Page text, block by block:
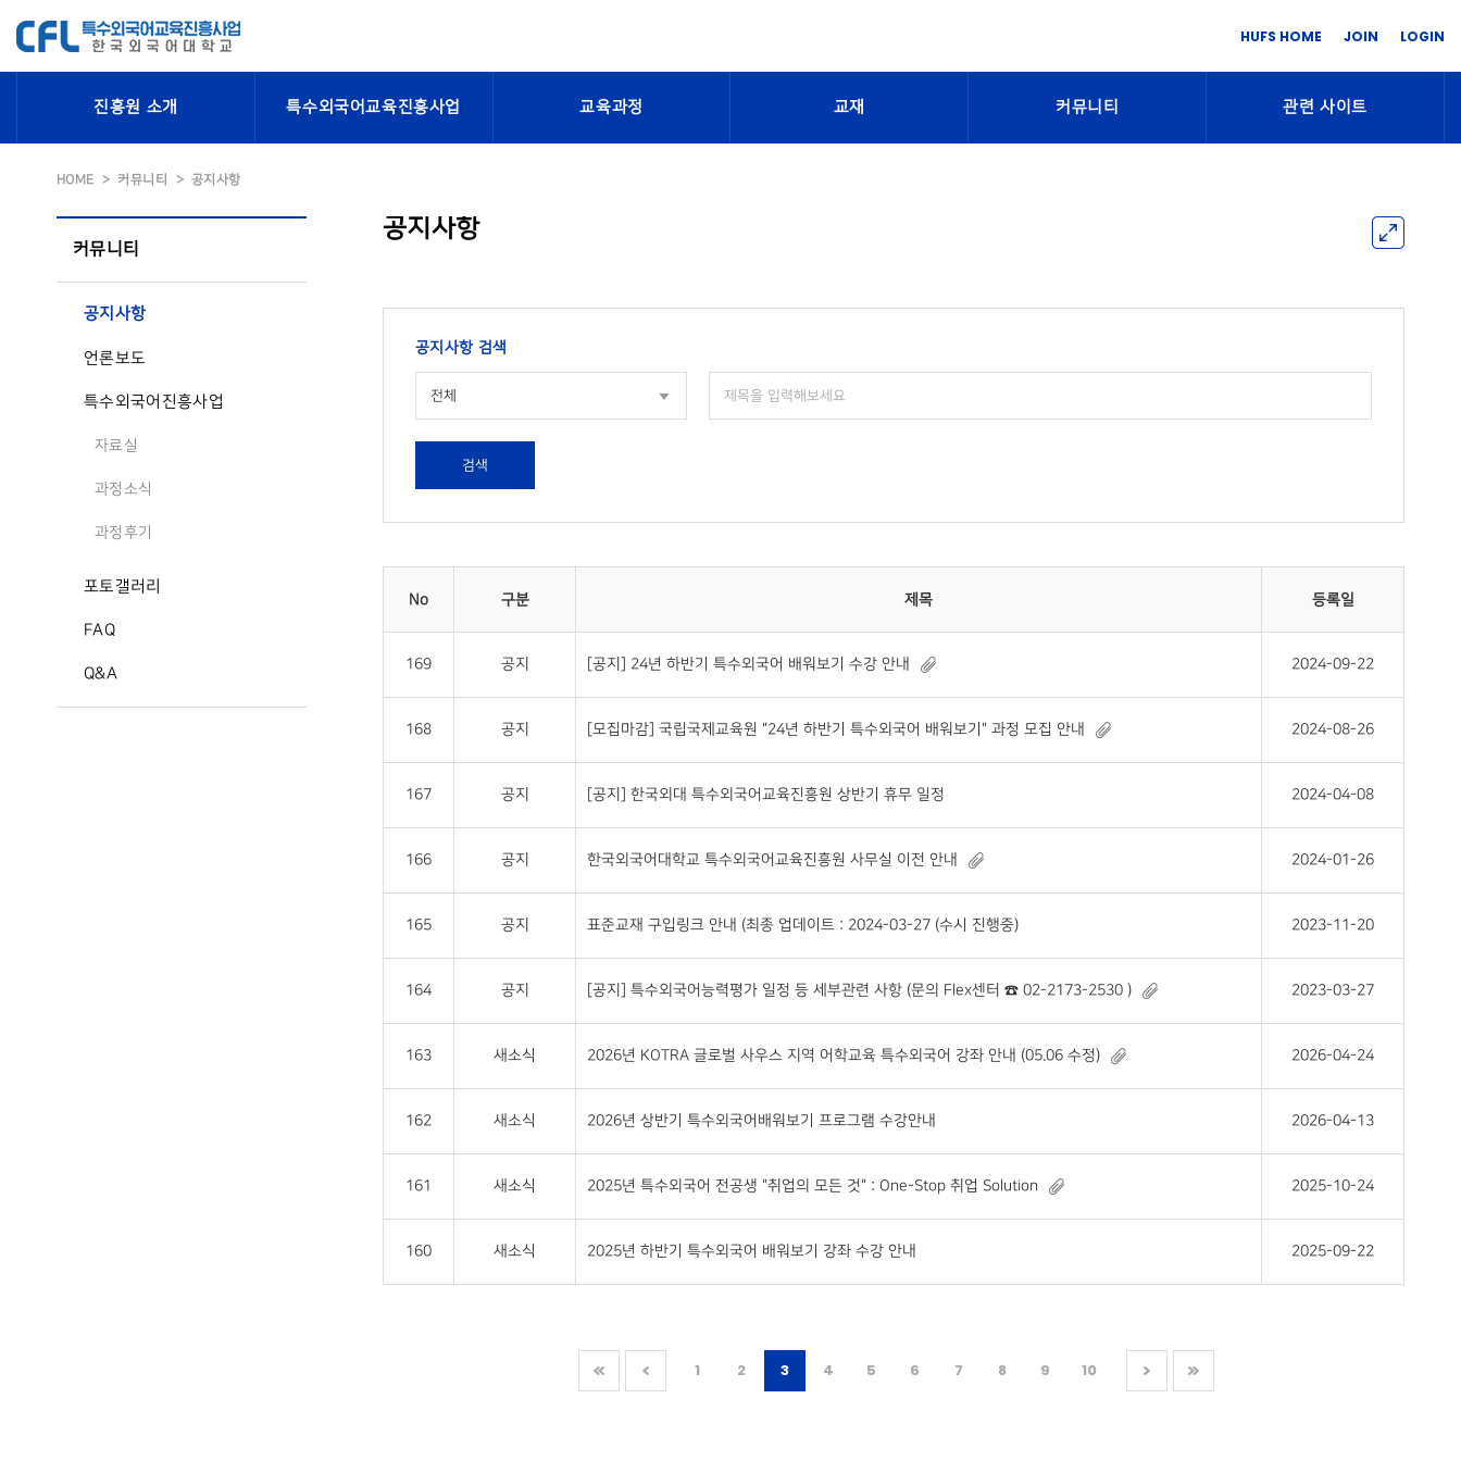
HUFS HOME JOIN LOGIN
진흥원 소개 특수외국어교육진흥사업 교육과정 교재 커뮤니티 관련 사이트
HOME 커뮤니티 공지사항
커뮤니티
공지사항
언론보도
특수외국어진흥사업
자료실
과정소식
과정후기
포토갤러리
FAQ
Q&A
공지사항
공지사항 검색
전체
검색
No 구분 제목 등록일
169 공지 [공지] 24년 하반기 특수외국어 배워보기 수강 안내 2024-09-22
168 공지 [모집마감] 국립국제교육원 "24년 하반기 특수외국어 배워보기" 과정 모집 안내 2024-08-26
167 공지 [공지] 한국외대 특수외국어교육진흥원 상반기 휴무 일정 2024-04-08
166 공지 한국외국어대학교 특수외국어교육진흥원 사무실 이전 안내 2024-01-26
165 공지 표준교재 구입링크 안내 (최종 업데이트 : 2024-03-27 (수시 진행중) 2023-11-20
164 공지 [공지] 특수외국어능력평가 일정 등 세부관련 사항 (문의 Flex센터 ☎ 02-2173-2530 ) 2023-03-27
163 새소식 2026년 KOTRA 글로벌 사우스 지역 어학교육 특수외국어 강좌 안내 (05.06 수정) 2026-04-24
162 새소식 2026년 상반기 특수외국어배워보기 프로그램 수강안내 2026-04-13
161 새소식 2025년 특수외국어 전공생 "취업의 모든 것" : One-Stop 취업 Solution 2025-10-24
160 새소식 2025년 하반기 특수외국어 배워보기 강좌 수강 안내 2025-09-22
1 2 3 4 5 6 7 8 9 10